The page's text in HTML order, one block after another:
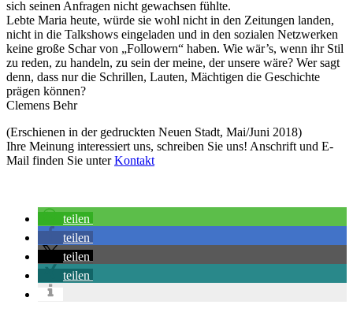
sich seinen Anfragen nicht gewachsen fühlte.
Lebte Maria heute, würde sie wohl nicht in den Zeitungen landen,
nicht in die Talkshows eingeladen und in den sozialen Netzwerken
keine große Schar von „Followern“ haben. Wie wär’s, wenn ihr Stil
zu reden, zu handeln, zu sein der meine, der unsere wäre? Wer sagt
denn, dass nur die Schrillen, Lauten, Mächtigen die Geschichte
prägen können?
Clemens Behr
(Erschienen in der gedruckten Neuen Stadt, Mai/Juni 2018)
Ihre Meinung interessiert uns, schreiben Sie uns! Anschrift und E-
Mail finden Sie unterKontakt
teilen
teilen
teilen
teilen